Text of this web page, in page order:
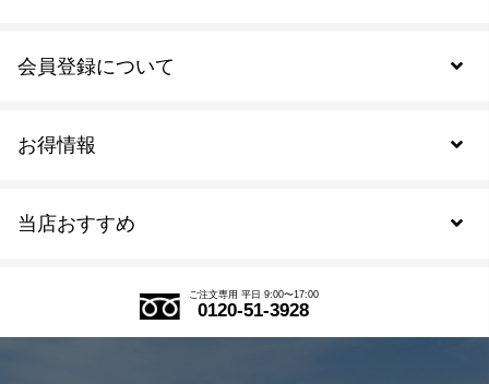
当店おすすめ
式部の香りシリーズ
お得情報
会員登録について
会員規約について
ご注文専用 平日 9:00〜17:00
0120-51-3928